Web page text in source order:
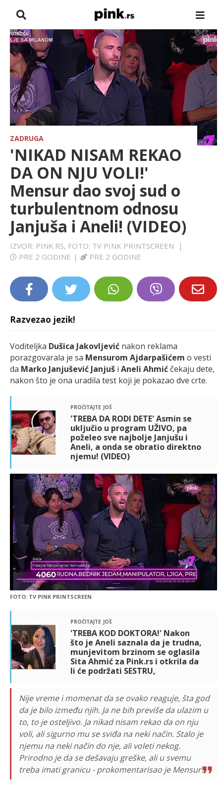
NASLOVNA
VESTI
ZADRUGA
SHOWBIZ
HRONIKA
FARMERI
TV
SPORT
LIFESTYLE
EXTRA
ZADRUGA
'NIKAD NISAM REKAO
DA ON NJU VOLI!'
Mensur dao svoj sud o
turbulentnom odnosu
Janjuša i Aneli! (VIDEO)
IZVOR: PINK.RS, FOTO: TV PINK PRINTSCREEN
|
PRE 2 GODINE | PRE 2 GODINE
Razvezao jezik!
Voditeljka Dušica Jakovljević nakon reklama
porazgovarala je sa Mensurom Ajdarpašićem o vesti
da Marko Janjušević Janjuš i Aneli Ahmić čekaju dete,
nakon što je ona uradila test koji je pokazao dve crte.
pročitajte još
'TREBA DA RODI DETE' Asmin se
uključio u program UŽIVO, pa
poželeo sve najbolje Janjušu i
Aneli, a onda se obratio direktno
njemu! (VIDEO)
FOTO: TV PINK PRINTSCREEN
pročitajte još
'TREBA KOD DOKTORA!' Nakon
što je Aneli saznala da je trudna,
munjevitom brzinom se oglasila
Sita Ahmić za Pink.rs i otkrila da
li će podržati SESTRU,
Nije vreme i momenat da se ovako reaguje, šta god
da je bilo između njih. Ja ne bih previše da ulazim u
to, to je osteljivo. Ja nikad nisam rekao da on nju
voli, ali sigurno mu se sviđa na neki način. Stalo je
njemu na neki način do nje, ali voleti nekog.
Prirodno je da se dešavaju greške, ali u svemu
treba imati granicu - prokomentarisao je Mensur.